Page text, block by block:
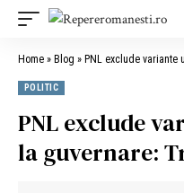
Home » Blog » PNL exclude
POLITIC
PNL exclude
la guvernare: